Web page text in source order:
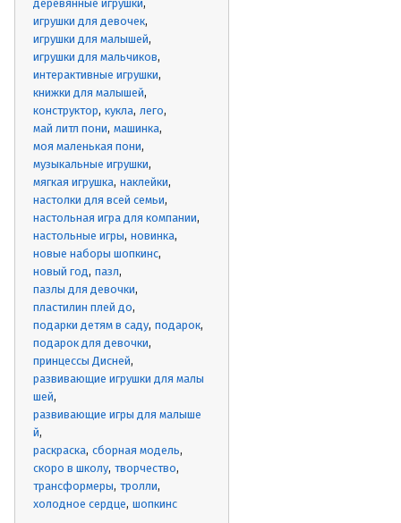
деревянные игрушки
игрушки для девочек
игрушки для малышей
игрушки для мальчиков
интерактивные игрушки
книжки для малышей
конструктор кукла лего
май литл пони машинка
моя маленькая пони
музыкальные игрушки
мягкая игрушка наклейки
настолки для всей семьи
настольная игра для компании
настольные игры новинка
новые наборы шопкинс
новый год пазл
пазлы для девочки
пластилин плей до
подарки детям в саду подарок
подарок для девочки
принцессы Дисней
развивающие игрушки для малы
шей
развивающие игры для малыше
й
раскраска сборная модель
скоро в школу творчество
трансформеры тролли
холодное сердце шопкинс